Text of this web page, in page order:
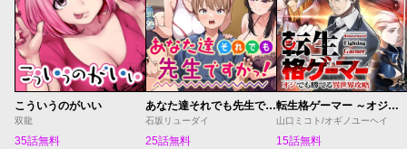
こういうのがいい
双龍
35話無料
あなた達それでも先生ですかっ！
石坂リューダイ
25話無料
転生格ゲーマー ～オジでも勝てる異世界攻略～
山口ミコト/オギノユーヘイ
15話無料